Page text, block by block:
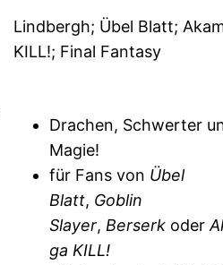
Lindbergh; Übel Blatt;
KILL!; Final Fantasy
Drachen, Schwerter
Magie!
für Fans von Übel
Blatt, Goblin
Slayer, Berserk oder
ga KILL!